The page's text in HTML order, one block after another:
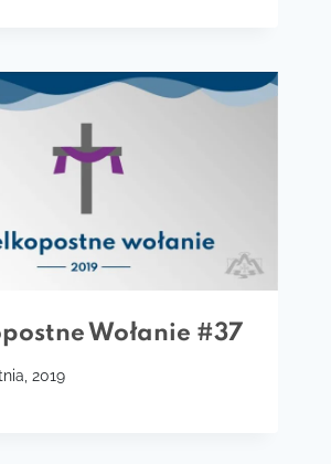
Wołanie #37
2019